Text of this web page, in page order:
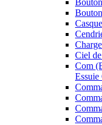
Ciel
Com
Essuie